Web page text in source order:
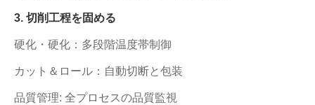
3. 切削工程を固める
硬化・硬化：多段階温度帯制御
カット＆ロール：自動切断と包装
品質管理: 全プロセスの品質監視